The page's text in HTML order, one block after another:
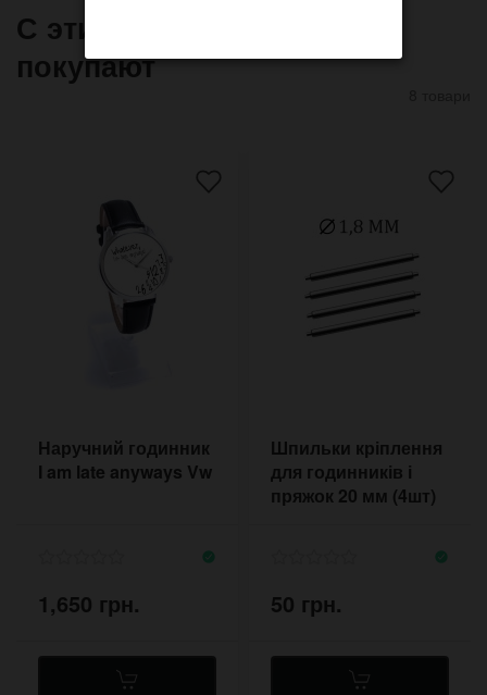
С этим товаром часто
покупают
Наручний годинник
I am late anyways Vw
1,650 грн.
Шпильки кріплення
для годинників і
пряжок 20 мм (4шт)
50 грн.